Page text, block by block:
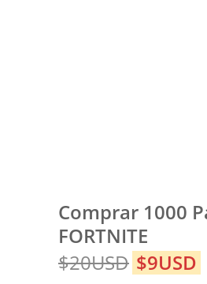
Comprar 1000
FORTNITE
$20USD $9USD